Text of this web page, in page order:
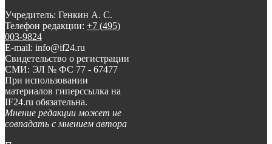
Учредитель: Генкин А. С.
Телефон редакции: +7 (495)
003-9824
E-mail: info@if24.ru
Свидетельство о регистрации
СМИ: ЭЛ № ФС 77 - 67477
При использовании
материалов гиперссылка на
IF24.ru обязательна.
Мнение редакции может не
совпадать с мнением автора